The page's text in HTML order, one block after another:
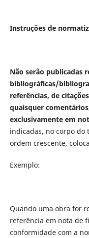
Instruções de
Não serão publicadas
bibliográficas/
referências, de
quaisquer
exclusivamente em
indicadas, no corpo do
ordem crescente,
Exemplo:
Quando uma obra for
referência em nota de
conformidade com a